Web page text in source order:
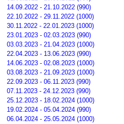
14.09.2022 - 21.10.2022 (990)
22.10.2022 - 29.11.2022 (1000)
30.11.2022 - 22.01.2023 (1000)
23.01.2023 - 02.03.2023 (990)
03.03.2023 - 21.04.2023 (1000)
22.04.2023 - 13.06.2023 (990)
14.06.2023 - 02.08.2023 (1000)
03.08.2023 - 21.09.2023 (1000)
22.09.2023 - 06.11.2023 (990)
07.11.2023 - 24.12.2023 (990)
25.12.2023 - 18.02.2024 (1000)
19.02.2024 - 05.04.2024 (990)
06.04.2024 - 25.05.2024 (1000)